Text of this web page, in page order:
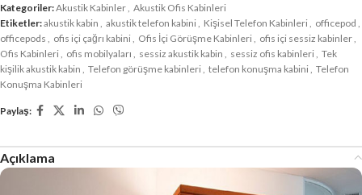
Kategoriler:Akustik Kabinler Akustik Ofis Kabinleri
Etiketler:akustik kabin akustik telefon kabini Kişisel Telefon Kabinleri officepod
officepods
ofis içi çağrı kabini Ofis İçi Görüşme Kabinleri ofis içi sessiz kabinler
Ofis Kabinleri
ofis mobilyaları sessiz akustik kabin sessiz ofis kabinleri Tek
kişilik akustik kabin
Telefon görüşme kabinleri telefon konuşma kabini Telefon
Konuşma Kabinleri
Paylaş:
Açıklama